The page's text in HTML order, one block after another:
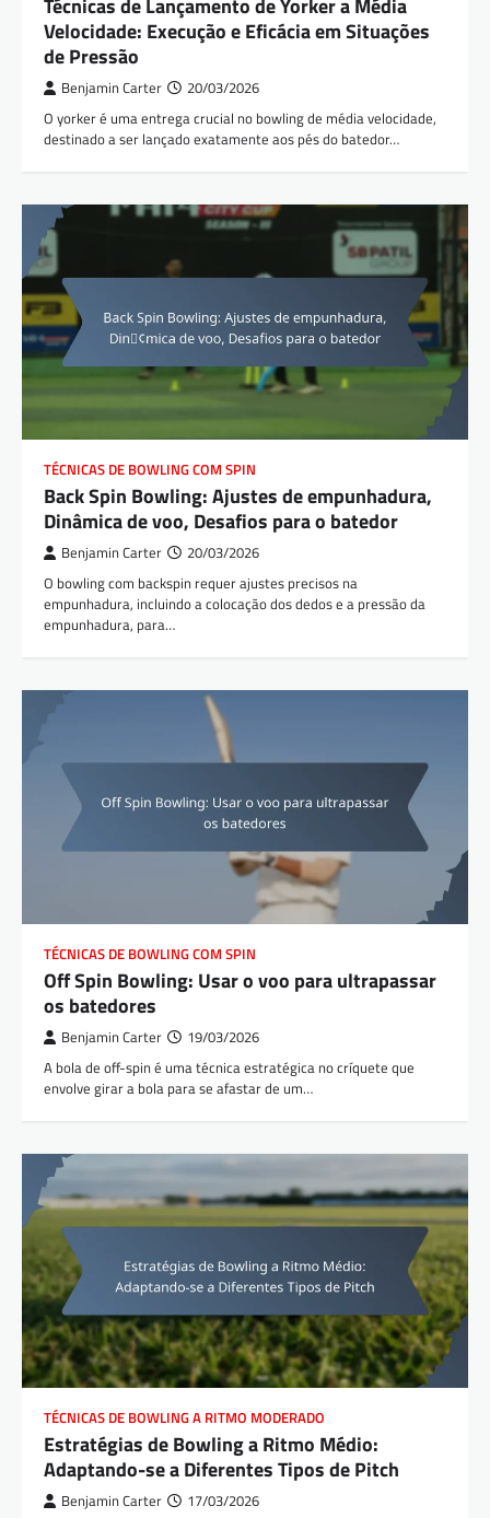
Técnicas de Lançamento de Yorker a Média
Velocidade: Execução e Eficácia em Situações
de Pressão
Benjamin Carter 20/03/2026
O yorker é uma entrega crucial no bowling de média velocidade,
destinado a ser lançado exatamente aos pés do batedor…
TÉCNICAS DE BOWLING COM SPIN
Back Spin Bowling: Ajustes de empunhadura,
Dinâmica de voo, Desafios para o batedor
Benjamin Carter 20/03/2026
O bowling com backspin requer ajustes precisos na
empunhadura, incluindo a colocação dos dedos e a pressão da
empunhadura, para…
TÉCNICAS DE BOWLING COM SPIN
Off Spin Bowling: Usar o voo para ultrapassar
os batedores
Benjamin Carter 19/03/2026
A bola de off-spin é uma técnica estratégica no críquete que
envolve girar a bola para se afastar de um…
TÉCNICAS DE BOWLING A RITMO MODERADO
Estratégias de Bowling a Ritmo Médio:
Adaptando-se a Diferentes Tipos de Pitch
Benjamin Carter 17/03/2026